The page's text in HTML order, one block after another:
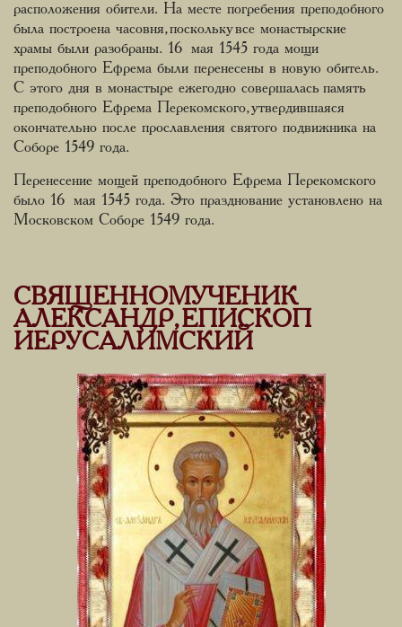
расположения обители. На месте погребения преподобного
была построена часовня, поскольку все монастырские
храмы были разобраны. 16 мая 1545 года мощи
преподобного Ефрема были перенесены в новую обитель.
С этого дня в монастыре ежегодно совершалась память
преподобного Ефрема Перекомского, утвердившаяся
окончательно после прославления святого подвижника на
Соборе 1549 года.
Перенесение мощей преподобного Ефрема Перекомского
было 16 мая 1545 года. Это празднование установлено на
Московском Соборе 1549 года.
СВЯЩЕННОМУЧЕНИК
АЛЕКСАНДР, ЕПИСКОП
ИЕРУСАЛИМСКИЙ